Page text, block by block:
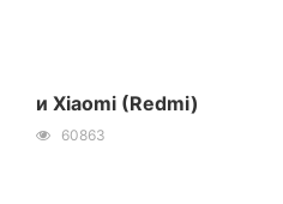
и Xiaomi (Redmi)
60863